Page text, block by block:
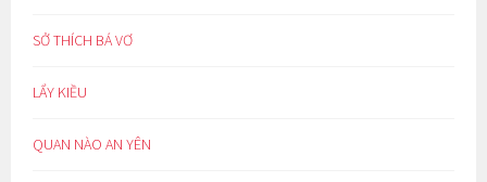
SỞ THÍCH BÁ VƠ
LẨY KIỀU
QUAN NÀO AN YÊN